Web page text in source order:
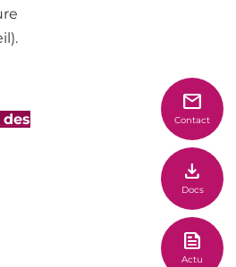
mail
Contact
download
Docs
news
Actu